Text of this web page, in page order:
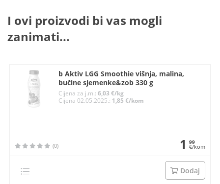
I ovi proizvodi bi vas mogli
zanimati...
b Aktiv LGG Smoothie višnja, malina,
bučine sjemenke&zob 330 g
Cijena za j.m.:6,03 €/kg
Cijena 02.05.2025.: 1,85 €/kom
(0) 1 99
€/kom
Dodaj